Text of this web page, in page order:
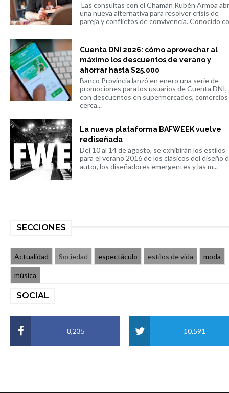
Las consultas con el Chamán Rubén Armoa
una nueva alternativa para resolver crisis de
pareja y conflictos de convivencia. Conocido
Cuenta DNI 2026: cómo aprovechar al
máximo los descuentos de verano y
ahorrar hasta $25.000
Banco Provincia lanzó en enero una serie de
promociones para los usuarios de Cuenta DNI,
con descuentos en supermercados,
cerca...
La nueva plataforma BAFWEEK vuelve
rediseñada
Del 10 al 14 de agosto, se exhibirán los estilos
para el verano 2016 de los clásicos del diseño
autor, los diseñadores emergentes y las m...
SECCIONES
Actualidad Sociedad espectáculo estilos de vida moda
música
SOCIAL
8,235 10,591